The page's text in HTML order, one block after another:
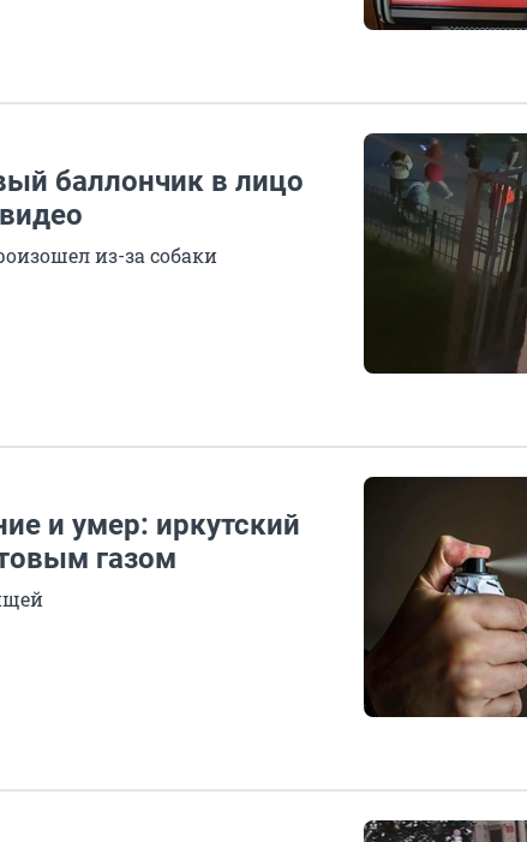
баллончик в лицо
из-за собаки
и умер: иркутский
газом